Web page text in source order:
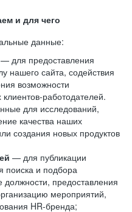
и для чего
данные:
— для предоставления
нашего сайта, содействия
возможности
работодателей.
для исследований,
качества наших
создания новых продуктов
— для публикации
поиска и подбора
должности, предоставления
мероприятий,
HR-бренда;